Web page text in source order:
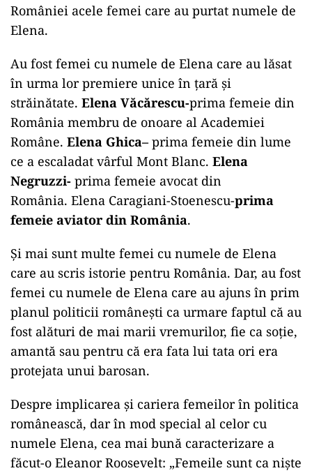
României acele femei care au purtat numele de
Elena.
Au fost femei cu numele de Elena care au lăsat
în urma lor premiere unice în țară și
străinătate. Elena Văcărescu-prima femeie din
România membru de onoare al Academiei
Române. Elena Ghica– prima femeie din lume
ce a escaladat vârful Mont Blanc. Elena
Negruzzi- prima femeie avocat din
România. Elena Caragiani-Stoenescu-prima
femeie aviator din România.
Și mai sunt multe femei cu numele de Elena
care au scris istorie pentru România. Dar, au fost
femei cu numele de Elena care au ajuns în prim
planul politicii românești ca urmare faptul că au
fost alături de mai marii vremurilor, fie ca soție,
amantă sau pentru că era fata lui tata ori era
protejata unui barosan.
Despre implicarea și cariera femeilor în politica
românească, dar în mod special al celor cu
numele Elena, cea mai bună caracterizare a
făcut-o Eleanor Roosevelt: „Femeile sunt ca niște